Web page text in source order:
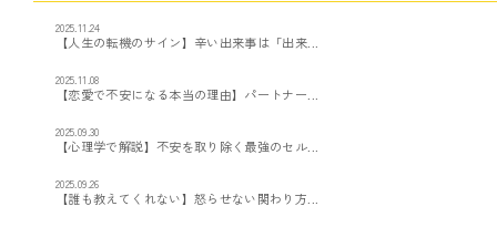
2025.11.24
【人生の転機のサイン】辛い出来事は「出来...
2025.11.08
【恋愛で不安になる本当の理由】パートナー...
2025.09.30
【心理学で解説】不安を取り除く最強のセル...
2025.09.26
【誰も教えてくれない】怒らせない関わり方...